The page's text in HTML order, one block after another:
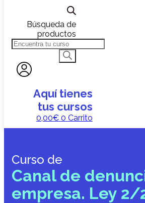
Búsqueda de
productos
0,00€ 0 Carrito
Curso de
Canal de
empresa. Ley 2/